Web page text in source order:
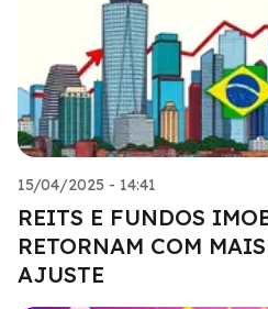
15/04/2025 - 14:41
REITS E FUNDOS
RETORNAM COM
AJUSTE